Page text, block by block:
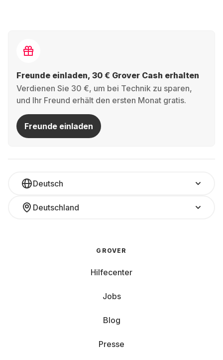
Freunde einladen, 30 € Grover Cash erhalten
Verdienen Sie 30 €, um bei Technik zu sparen,
und Ihr Freund erhält den ersten Monat gratis.
Freunde einladen
Deutsch
Deutschland
GROVER
Hilfecenter
Jobs
Blog
Presse